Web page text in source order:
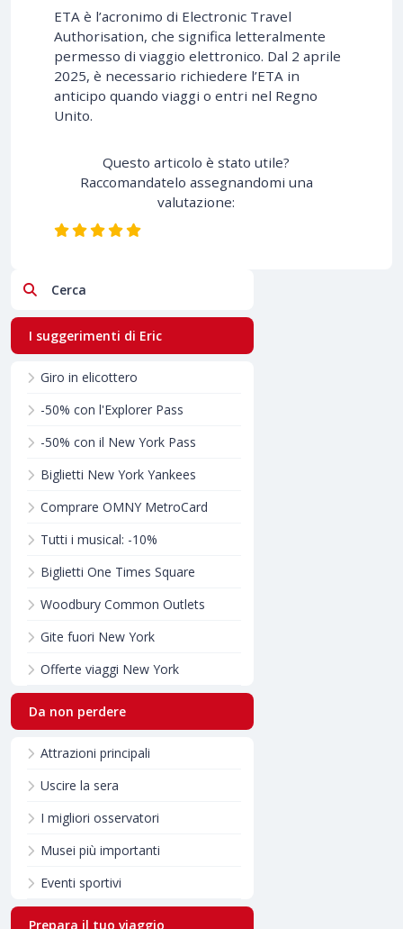
ETA è l’acronimo di Electronic Travel
Authorisation, che significa letteralmente
permesso di viaggio elettronico. Dal 2 aprile
2025, è necessario richiedere l’ETA in
anticipo quando viaggi o entri nel Regno
Unito.
Questo articolo è stato utile?
Raccomandatelo assegnandomi una
valutazione:
Cerca
I suggerimenti di Eric
Giro in elicottero
-50% con l'Explorer Pass
-50% con il New York Pass
Biglietti New York Yankees
Comprare OMNY MetroCard
Tutti i musical: -10%
Biglietti One Times Square
Woodbury Common Outlets
Gite fuori New York
Offerte viaggi New York
Da non perdere
Attrazioni principali
Uscire la sera
I migliori osservatori
Musei più importanti
Eventi sportivi
Prepara il tuo viaggio